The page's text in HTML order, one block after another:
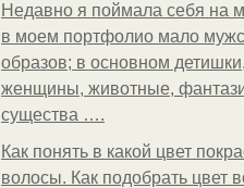
Недавно я поймала себя на
в моем портфолио мало
образов; в основном детишки,
женщины, животные,
существа ….
Как понять в какой цвет
волосы. Как подобрать цвет